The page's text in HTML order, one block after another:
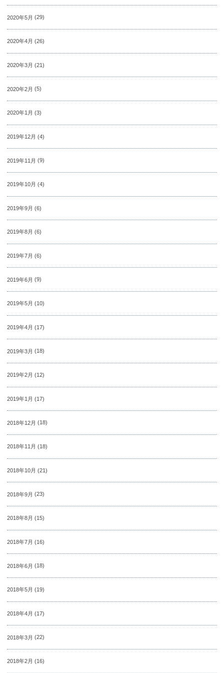
2020年5月 (29)
2020年4月 (26)
2020年3月 (21)
2020年2月 (5)
2020年1月 (3)
2019年12月 (4)
2019年11月 (9)
2019年10月 (4)
2019年9月 (6)
2019年8月 (6)
2019年7月 (6)
2019年6月 (9)
2019年5月 (10)
2019年4月 (17)
2019年3月 (18)
2019年2月 (12)
2019年1月 (17)
2018年12月 (18)
2018年11月 (18)
2018年10月 (21)
2018年9月 (23)
2018年8月 (15)
2018年7月 (16)
2018年6月 (18)
2018年5月 (19)
2018年4月 (17)
2018年3月 (22)
2018年2月 (16)